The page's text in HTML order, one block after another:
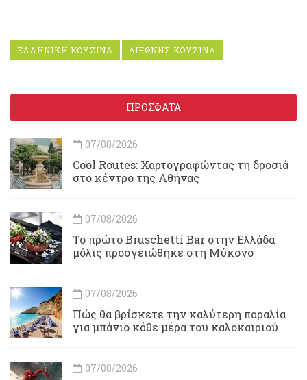
ΕΛΛΗΝΙΚΗ ΚΟΥΖΙΝΑ ΔΙΕΘΝΗΣ ΚΟΥΖΙΝΑ
ΠΡΟΣΦΑΤΑ
07/08/2026
Cool Routes: Χαρτογραφώντας τη δροσιά
στο κέντρο της Αθήνας
07/08/2026
Το πρώτο Bruschetti Bar στην Ελλάδα
μόλις προσγειώθηκε στη Μύκονο
07/08/2026
Πώς θα βρίσκετε την καλύτερη παραλία
για μπάνιο κάθε μέρα του καλοκαιριού
07/08/2026